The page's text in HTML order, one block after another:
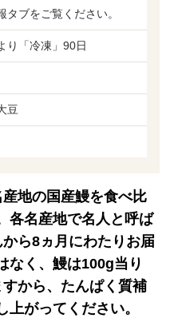
タブをご覧ください。
り「冷凍」90日
豆
地の国産鰻を食べ比
各名産地で名人と呼ば
ら8ヵ月にわたりお届
なく、鰻は100g当り
から、たんぱく質補
がってください。